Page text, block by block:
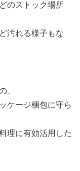
のストック場所
汚れる様子もな
、
ケージ梱包に守ら
理に有効活用した